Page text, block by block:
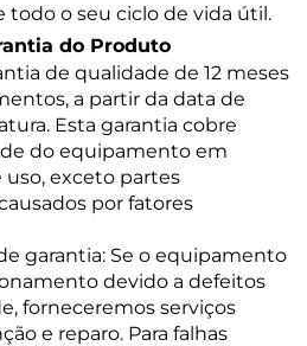
o seu ciclo de vida útil.
do Produto
de qualidade de 12 meses
a partir da data de
Esta garantia cobre
do equipamento em
exceto partes
por fatores
garantia: Se o equipamento
devido a defeitos
forneceremos serviços
e reparo. Para falhas